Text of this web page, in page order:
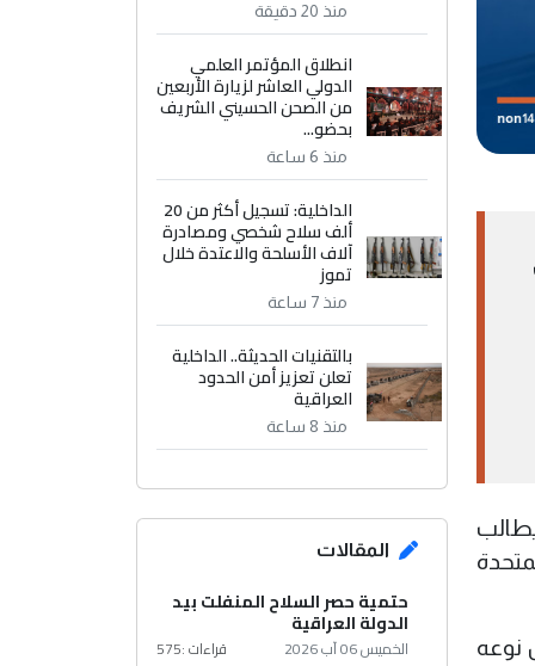
من نوعه
منذ 20 دقيقة
انطلاق المؤتمر العلمي
الدولي العاشر لزيارة الأربعين
من الصحن الحسيني الشريف
بحضو...
منذ 6 ساعة
الداخلية: تسجيل أكثر من 20
ألف سلاح شخصي ومصادرة
آلاف الأسلحة والاعتدة خلال
تموز
منذ 7 ساعة
بالتقنيات الحديثة.. الداخلية
تعلن تعزيز أمن الحدود
العراقية
منذ 8 ساعة
المقالات
حتمية حصر السلاح المنفلت بيد
الدولة العراقية
الخميس 06 آب 2026 قراءات :575